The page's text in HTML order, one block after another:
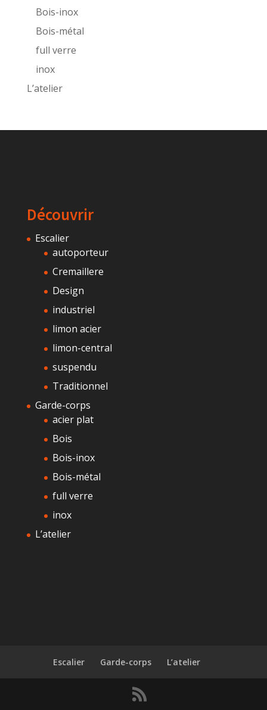
Bois-inox
Bois-métal
full verre
inox
L’atelier
Découvrir
Escalier
autoporteur
Cremaillere
Design
industriel
limon acier
limon-central
suspendu
Traditionnel
Garde-corps
acier plat
Bois
Bois-inox
Bois-métal
full verre
inox
L’atelier
Escalier Garde-corps L’atelier